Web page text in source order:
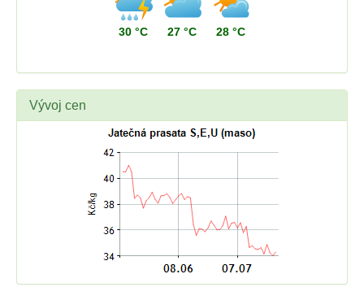
30 °C 27 °C 28 °C
Vývoj cen